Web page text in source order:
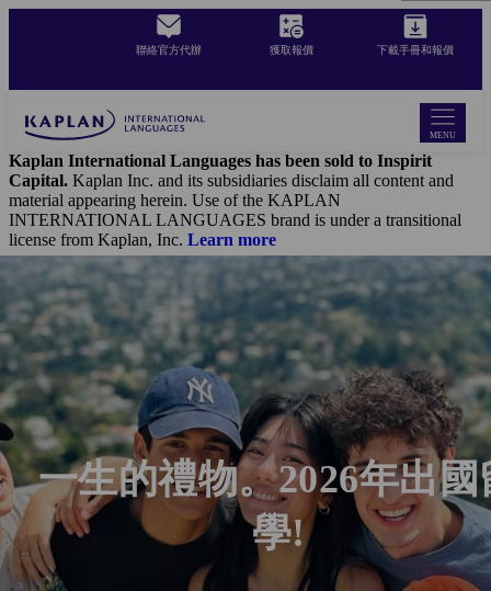
聯絡官方代辦 獲取報價 下載手冊和報價
MENU
Kaplan International Languages has been sold to Inspirit
Capital. Kaplan Inc. and its subsidiaries disclaim all content and
material appearing herein. Use of the KAPLAN
INTERNATIONAL LANGUAGES brand is under a transitional
license from Kaplan, Inc. Learn more
一生的禮物。2026年出國
學!